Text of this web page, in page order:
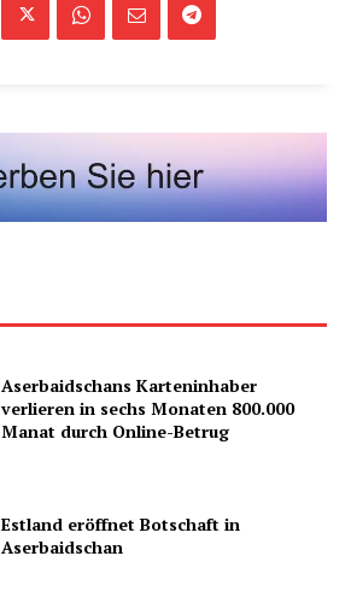
Aserbaidschans Karteninhaber
verlieren in sechs Monaten 800.000
Manat durch Online-Betrug
Estland eröffnet Botschaft in
Aserbaidschan